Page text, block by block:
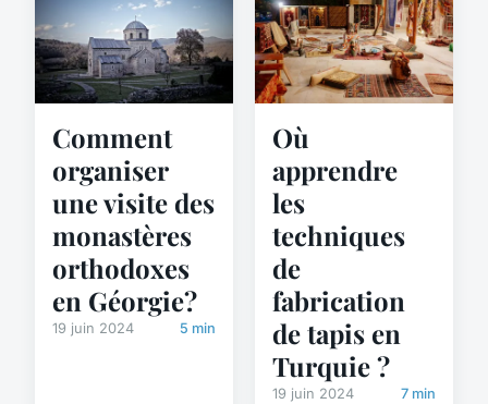
Comment
organiser
une visite des
monastères
orthodoxes
en Géorgie?
19 juin 2024 5 min
Où
apprendre
les
techniques
de
fabrication
de tapis en
Turquie ?
19 juin 2024 7 min